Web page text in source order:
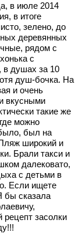
в июле 2014
в итоге
зелено, до
деревянных
рядом с
с
в душах за 10
душ-бочка. На
и очень
вкусными
такие же
можно
был на
широкий и
Брали такси и
далековато,
с детьми в
Если ищете
бы сказала
засолки